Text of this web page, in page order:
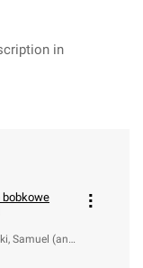
in
bobkowe
Samuel (ant